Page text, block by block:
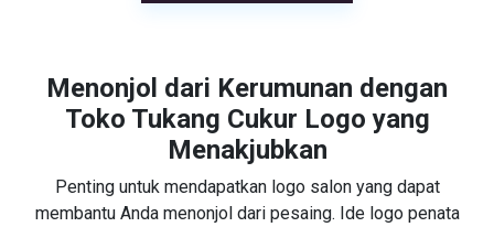
Menonjol dari Kerumunan dengan
Toko Tukang Cukur Logo yang
Menakjubkan
Penting untuk mendapatkan logo salon yang dapat
membantu Anda menonjol dari pesaing. Ide logo penata